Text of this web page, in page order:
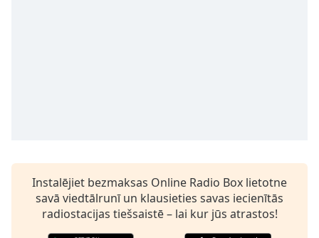
Instalējiet bezmaksas Online Radio Box lietotne
savā viedtālrunī un klausieties savas iecienītās
radiostacijas tiešsaistē – lai kur jūs atrastos!